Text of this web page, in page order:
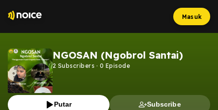
Masuk
NGOSAN (Ngobrol Santai)
2 Subscribers · 0 Episode
Putar Subscribe